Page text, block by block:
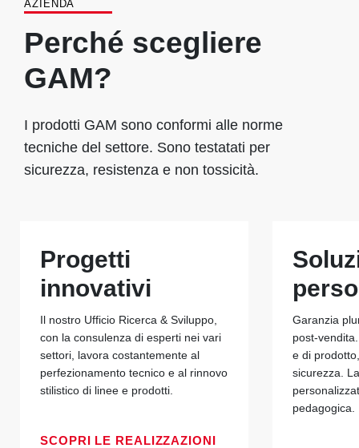
AZIENDA
Perché scegliere
GAM?
I prodotti GAM sono conformi alle norme
tecniche del settore. Sono testatati per
sicurezza, resistenza e non tossicità.
Progetti
innovativi
Il nostro Ufficio Ricerca & Sviluppo,
con la consulenza di esperti nei vari
settori, lavora costantemente al
perfezionamento tecnico e al rinnovo
stilistico di linee e prodotti.
SCOPRI LE REALIZZAZIONI
Garanzia
post-
e di
sicurezza.
pedagogica.